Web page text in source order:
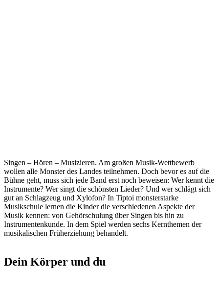
Singen – Hören – Musizieren. Am großen Musik-Wettbewerb
wollen alle Monster des Landes teilnehmen. Doch bevor es auf die
Bühne geht, muss sich jede Band erst noch beweisen: Wer kennt die
Instrumente? Wer singt die schönsten Lieder? Und wer schlägt sich
gut an Schlagzeug und Xylofon? In Tiptoi monsterstarke
Musikschule lernen die Kinder die verschiedenen Aspekte der
Musik kennen: von Gehörschulung über Singen bis hin zu
Instrumentenkunde. In dem Spiel werden sechs Kernthemen der
musikalischen Früherziehung behandelt.
Dein Körper und du